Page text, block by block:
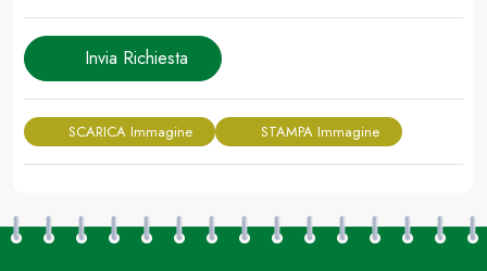
Invia Richiesta
SCARICA Immagine STAMPA Immagine